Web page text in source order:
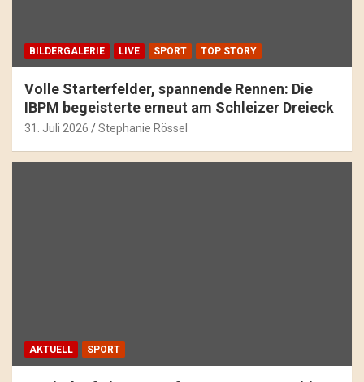
BILDERGALERIE LIVE SPORT TOP STORY
Volle Starterfelder, spannende Rennen: Die
IBPM begeisterte erneut am Schleizer Dreieck
31. Juli 2026 Stephanie Rössel
AKTUELL SPORT